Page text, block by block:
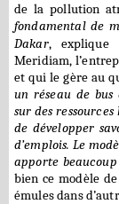
de la pollution
fondamental de
Dakar, explique
Meridiam,
et qui le gère au
un réseau de bus
sur des
de développer
d’emplois. Le
apporte
bien ce modèle
émules dans